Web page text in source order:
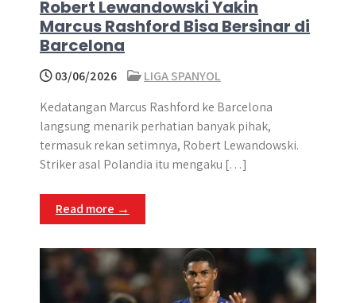
Robert Lewandowski Yakin
Marcus Rashford Bisa Bersinar di
Barcelona
03/06/2026
LIGA SPANYOL
Kedatangan Marcus Rashford ke Barcelona
langsung menarik perhatian banyak pihak,
termasuk rekan setimnya, Robert Lewandowski.
Striker asal Polandia itu mengaku […]
Read more →